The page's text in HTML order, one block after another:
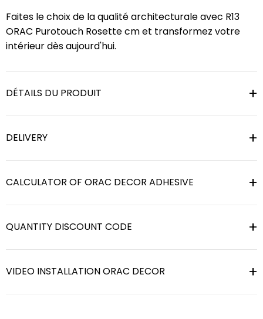
Faites le choix de la qualité architecturale avec R13
ORAC Purotouch Rosette cm et transformez votre
intérieur dès aujourd'hui.
DÉTAILS DU PRODUIT
DELIVERY
CALCULATOR OF ORAC DECOR ADHESIVE
QUANTITY DISCOUNT CODE
VIDEO INSTALLATION ORAC DECOR